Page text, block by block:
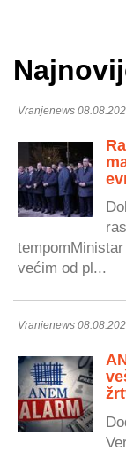
Vranjenews
većim od pl...
Vranjenews